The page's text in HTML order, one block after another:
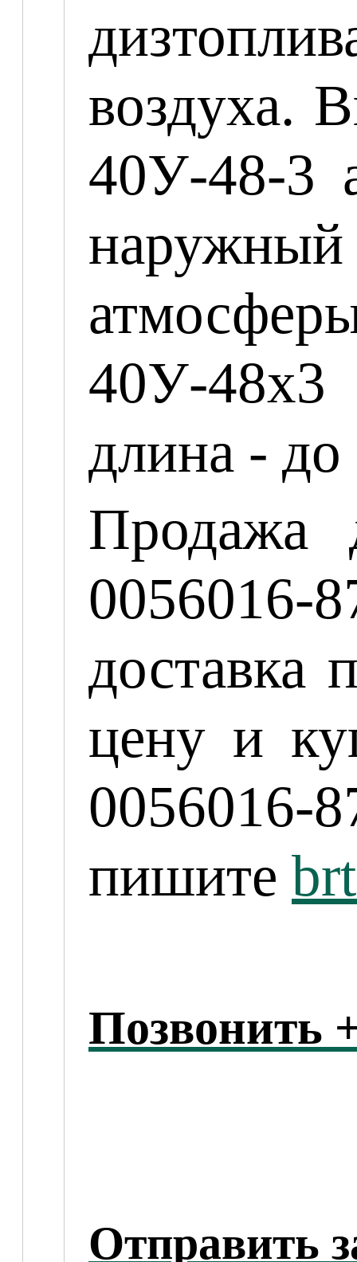
воздуха.
40У-48-3
40У-
длина -
доставка
цену и
пишите
Позвонить
Отправить